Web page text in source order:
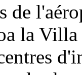
de
la Villa